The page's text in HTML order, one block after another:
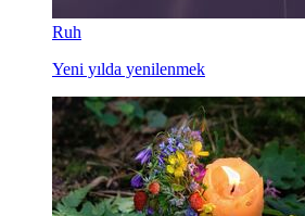
Ruh
Yeni yılda yenilenmek